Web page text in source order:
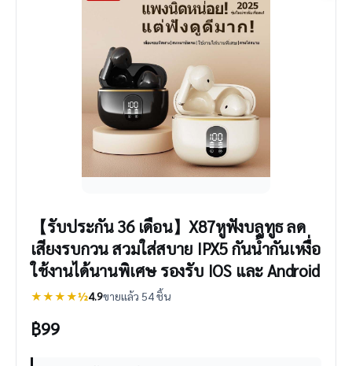
【รับประกัน 36 เดือน】X87หูฟังบลูทูธ ลด
เสียงรบกวน สวมใส่สบาย IPX5 กันน้ำกันเหงื่อ
ใช้งานได้นานพิเศษ รองรับ IOS และ Android
★★★★½4.9ขายแล้ว 54 ชิ้น
฿99